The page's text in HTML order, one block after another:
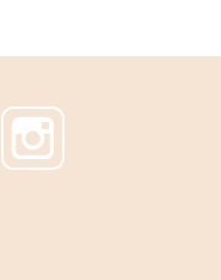
Instagram